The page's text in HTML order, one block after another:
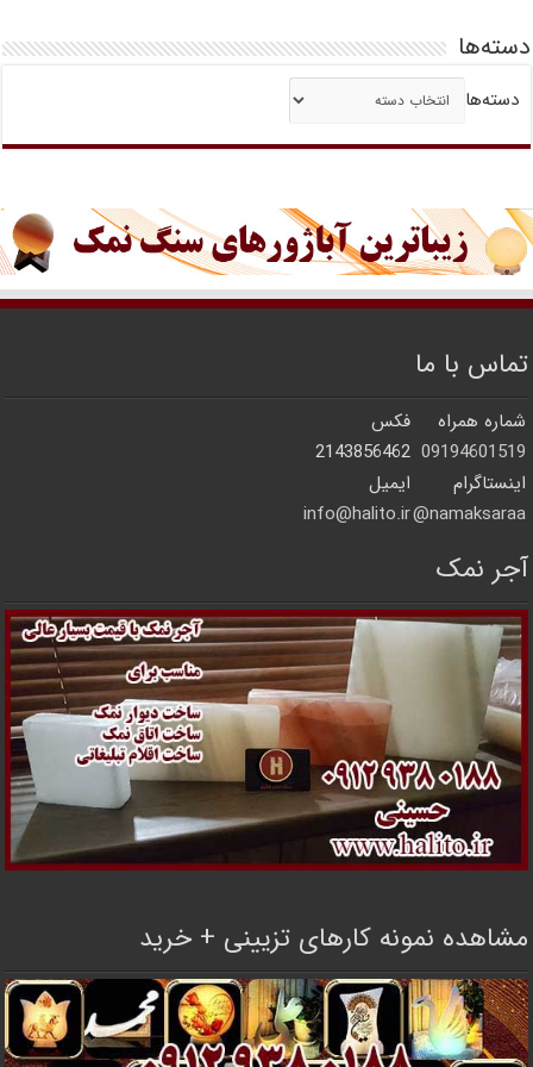
دسته‌ها
دسته‌ها
تماس با ما
شماره همراه
فکس
09194601519
2143856462
اینستاگرام
ایمیل
namaksaraa@
info@halito.ir
آجر نمک
مشاهده نمونه کارهای تزیینی + خرید